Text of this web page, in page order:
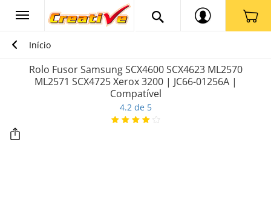
Início
Rolo Fusor Samsung SCX4600 SCX4623 ML2570
ML2571 SCX4725 Xerox 3200 | JC66-01256A |
Compatível
4.2 de 5